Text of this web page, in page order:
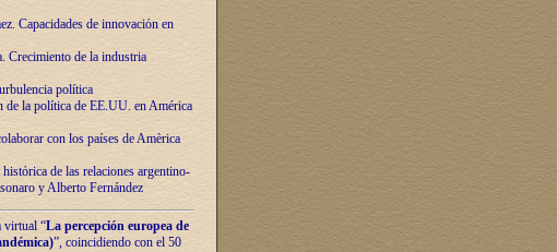
Capacidades de innovaciόn en
Crecimiento de la industria
política
la política de EE.UU. en América
con los países de Amèrica
de las relaciones argentino-
y Alberto Fernández
virtual “La percepción europea de
”, coincidiendo con el 50